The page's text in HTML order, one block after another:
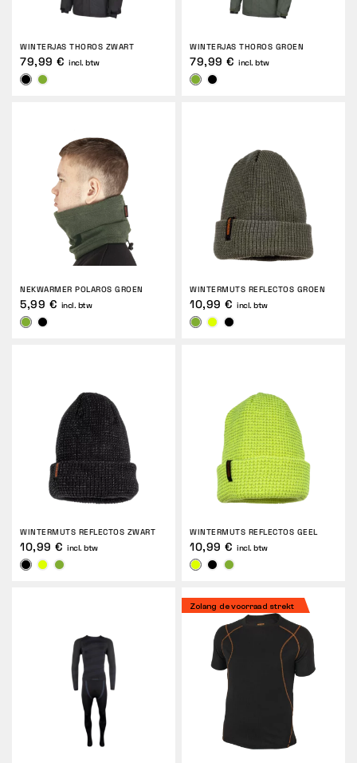
WINTERJAS THOROS ZWART
79,99 € incl. btw
WINTERJAS THOROS GROEN
79,99 € incl. btw
NEKWARMER POLAROS GROEN
5,99 € incl. btw
WINTERMUTS REFLECTOS GROEN
10,99 € incl. btw
WINTERMUTS REFLECTOS ZWART
10,99 € incl. btw
WINTERMUTS REFLECTOS GEEL
10,99 € incl. btw
Zolang de voorraad strekt